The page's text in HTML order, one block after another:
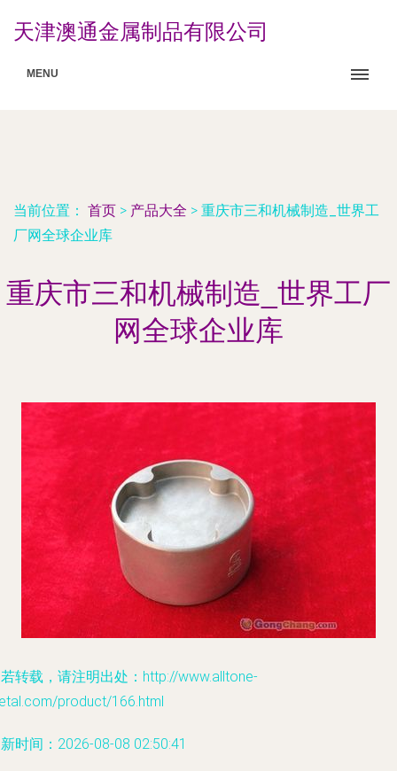
天津澳通金属制品有限公司
MENU
当前位置： 首页 > 产品大全 > 重庆市三和机械制造_世界工
厂网全球企业库
重庆市三和机械制造_世界工厂
网全球企业库
转载，请注明出处：http://www.alltone-
product/166.html
时间：2026-08-08 02:50:41